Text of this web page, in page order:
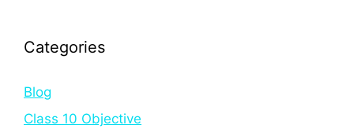
Categories
Blog
Class 10 Objective